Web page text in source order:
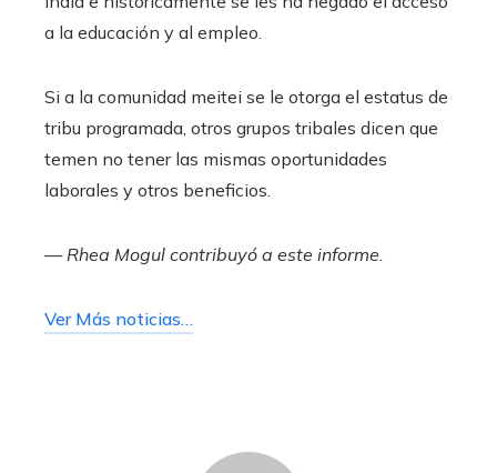
a la educación y al empleo.
Si a la comunidad meitei se le otorga el estatus de
tribu programada, otros grupos tribales dicen que
temen no tener las mismas oportunidades
laborales y otros beneficios.
— Rhea Mogul contribuyó a este informe.
Ver Más noticias…